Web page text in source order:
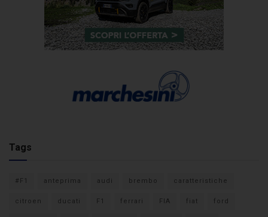
Tags
#F1 anteprima audi brembo caratteristiche
citroen ducati F1 ferrari FIA fiat ford